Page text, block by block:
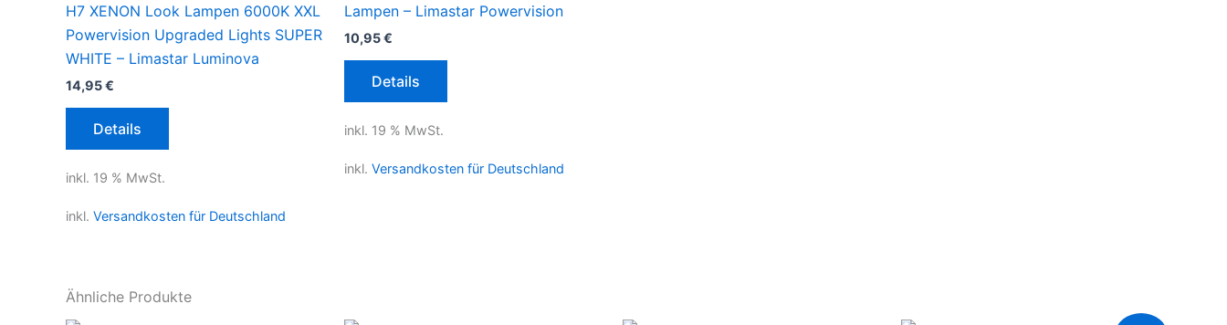
H7 XENON Look Lampen 6000K XXL
Powervision Upgraded Lights SUPER
WHITE – Limastar Luminova
14,95€
Details
inkl. 19 % MwSt.
inkl. Versandkosten für Deutschland
Lampen – Limastar Powervision
10,95€
Details
inkl. 19 % MwSt.
inkl. Versandkosten für Deutschland
Ähnliche Produkte